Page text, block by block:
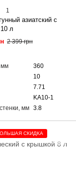
1
азиатский с
л
2 399 грн
мм
360
10
7.71
KA10-1
мм 3.8
СКИДКА